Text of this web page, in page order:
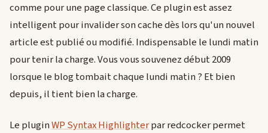
comme pour une page classique. Ce plugin est assez
intelligent pour invalider son cache dès lors qu'un nouvel
article est publié ou modifié. Indispensable le lundi matin
pour tenir la charge. Vous vous souvenez début 2009
lorsque le blog tombait chaque lundi matin ? Et bien
depuis, il tient bien la charge.
Le pluginWP Syntax Highlighterpar redcocker permet